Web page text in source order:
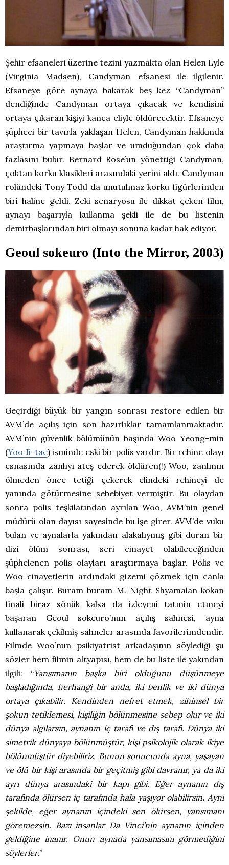
Şehir efsaneleri üzerine tezini yazmakta olan Helen Lyle
(Virginia Madsen), Candyman efsanesi ile ilgilenir.
Efsaneye göre aynaya bakarak beş kez “Candyman”
dendiğinde Candyman ortaya çıkacak ve kendisini
ortaya çıkaran kişiyi kanca eliyle öldürecektir. Efsaneye
şüpheci bir tavırla yaklaşan Helen, Candyman hakkında
araştırma yapmaya başlar ve umduğundan çok daha
fazlasını bulur. Bernard Rose’un yönettiği Candyman,
çoktan korku klasikleri arasındaki yerini aldı. Candyman
rolündeki Tony Todd da unutulmaz korku figürlerinden
biri haline geldi. Zeki senaryosu ile dikkat çeken film,
aynayı başarıyla kullanma şekli ile de bu listenin
demirbaşlarından biri olmayı sonuna kadar hak ediyor.
Geoul sokeuro (Into the Mirror, 2003)
Geçirdiği büyük bir yangın sonrası restore edilen bir
AVM’de açılış için son hazırlıklar tamamlanmaktadır.
AVM’nin güvenlik bölümünün başında Woo Yeong-min
(Yoo Ji-tae) isminde eski bir polis vardır. Bir rehine olayı
esnasında zanlıyı ateş ederek öldüren(!) Woo, zanlının
ölmeden önce tetiği çekerek elindeki rehineyi de
yanında götürmesine sebebiyet vermiştir. Bu olaydan
sonra polis teşkilatından ayrılan Woo, AVM’nin genel
müdürü olan dayısı sayesinde bu işe girer. AVM’de vuku
bulan ve aynalarla yakından alakalıymış gibi duran bir
dizi ölüm sonrası, seri cinayet olabileceğinden
şüphelenen polis olayları araştırmaya başlar. Polis ve
Woo cinayetlerin ardındaki gizemi çözmek için canla
başla çalışır. Buram buram M. Night Shyamalan kokan
finali biraz sönük kalsa da izleyeni tatmin etmeyi
başaran Geoul sokeuro’nun açılış sahnesi, ayna
kullanarak çekilmiş sahneler arasında favorilerimdendir.
Filmde Woo’nun psikiyatrist arkadaşının söylediği şu
sözler hem filmin altyapısı, hem de bu liste ile yakından
ilgili: “Yansımanın başka biri olduğunu düşünmeye
başladığında, herhangi bir anda, iki benlik ve iki dünya
ortaya çıkabilir. Kendinden nefret etmek, zihinsel bir
şokun tetiklemesi, kişiliğin bölünmesine sebep olur ve iki
dünya algılarsın, aynanın iç tarafı ve dış tarafı. Dünya iki
simetrik dünyaya bölünmüştür, kişi psikolojik olarak ikiye
bölünmüştür diyebiliriz. Bunun sonucunda ayna, yaşayan
ve ölü bir kişi arasında bir geçitmiş gibi davranır, ya da iki
ayrı dünya arasındaki bir kapı gibi. Eğer aynanın dış
tarafında ölürsen iç tarafında hala yaşıyor olabilirsin. Aynı
şekilde, eğer aynanın içindeki sen ölürsen, yansımanı
göremezsin. Bazı insanlar Da Vinci’nin aynanın içinden
geldiğine inanır. Onun aynada yansımasını görmediğini
söylerler.”